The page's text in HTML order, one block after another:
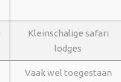
Kleinschalige safari
lodges
Vaak wel toegestaan